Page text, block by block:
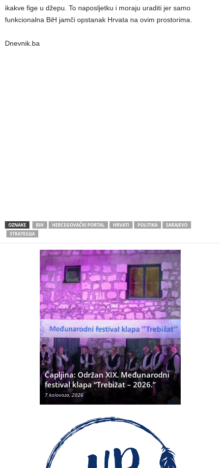
ikakve fige u džepu. To naposljetku i moraju uraditi jer samo
funkcionalna BiH jamči opstanak Hrvata na ovim prostorima.
Dnevnik.ba
OZNAKE BIH HERCEGOVAČKI PORTAL HRVATI POLITIKA
SARAJEVO
STRATEGIJA
Čapljina: Održan XIX. Međunarodni
festival klapa “Trebižat – 2026.”
7 kolovoza, 2026